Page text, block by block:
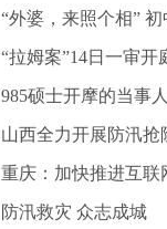
“外婆，来照个相”
“拉姆案”14日一审开
985硕士开摩的当事
山西全力开展防汛抢
重庆：加快推进互联
防汛救灾 众志成城